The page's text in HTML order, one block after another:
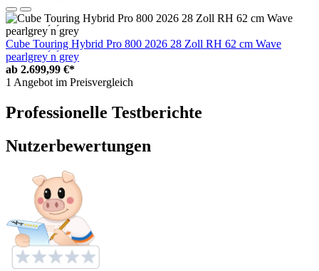
Cube Touring Hybrid Pro 800 2026 28 Zoll RH 62 cm Wave
pearlgrey ́n ́grey
ab 2.699,99 €*
1 Angebot im Preisvergleich
Professionelle Testberichte
Nutzerbewertungen